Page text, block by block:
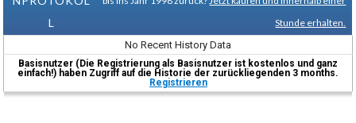
L
Stunde erhalten.
No Recent History Data
Basisnutzer (Die Registrierung als Basisnutzer ist kostenlos und ganz
einfach!) haben Zugriff auf die Historie der zurückliegenden 3 months.
Registrieren